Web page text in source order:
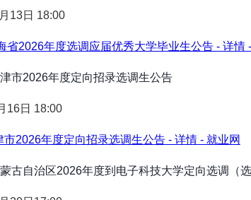
13日 18:00
省2026年度选调应届优秀大学毕业生公告 - 详情
市2026年度定向招录选调生公告
16日 18:00
市2026年度定向招录选调生公告 - 详情 - 就业网
古自治区2026年度到电子科技大学定向选调（